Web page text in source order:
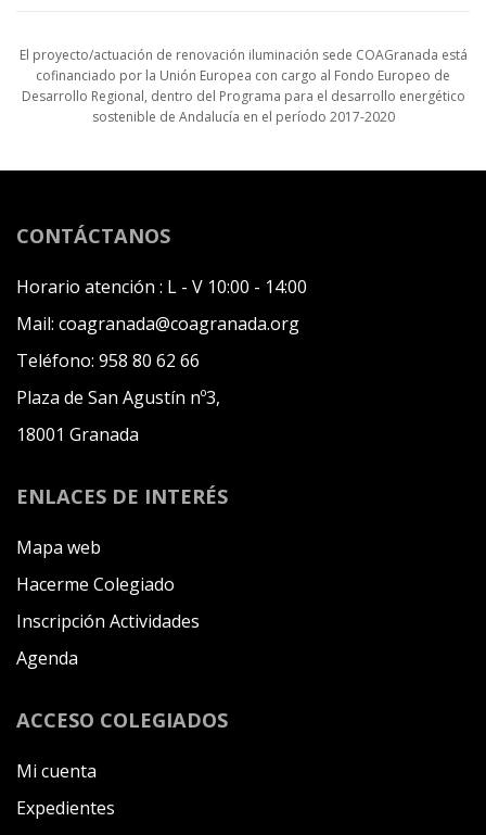
El proyecto/actuación de renovación iluminación sede COAGranada está
cofinanciado por la Unión Europea con cargo al Fondo Europeo de
Desarrollo Regional, dentro del Programa para el desarrollo energético
sostenible de Andalucía en el período 2017-2020
CONTÁCTANOS
Horario atención : L - V 10:00 - 14:00
Mail: coagranada@coagranada.org
Teléfono: 958 80 62 66
Plaza de San Agustín nº3,
18001 Granada
ENLACES DE INTERÉS
Mapa web
Hacerme Colegiado
Inscripción Actividades
Agenda
ACCESO COLEGIADOS
Mi cuenta
Expedientes